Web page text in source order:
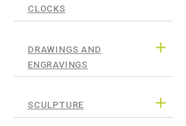
CLOCKS
DRAWINGS AND
ENGRAVINGS
SCULPTURE